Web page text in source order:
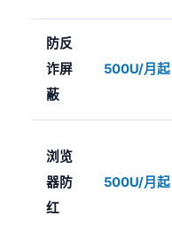
防反
诈屏
蔽
500U/月起
浏览
器防
红
500U/月起